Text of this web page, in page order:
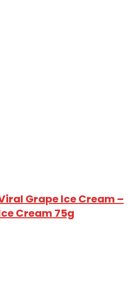
Grape Ice Cream –
Cream 75g